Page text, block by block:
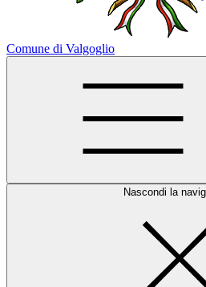
Comune di Valgoglio
Nascondi la